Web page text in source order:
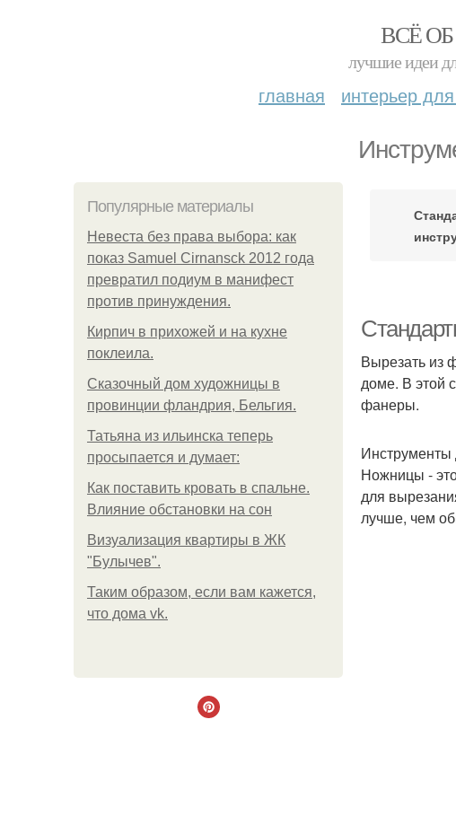
ВСЁ
лучшие идеи
главная интерьер
Популярные материалы
Невеста без права выбора: как
показ Samuel Cirnansck 2012 года
превратил подиум в манифест
против принуждения.
Кирпич в прихожей и на кухне
поклеила.
Сказочный дом художницы в
провинции фландрия, Бельгия.
Татьяна из ильинска теперь
просыпается и думает:
Как поставить кровать в спальне.
Влияние обстановки на сон
Визуализация квартиры в ЖК
"Булычев".
Таким образом, если вам кажется,
что дома vk.
Вырезать из
доме. В этой
фанеры.
Ножницы -
для
лучше, чем